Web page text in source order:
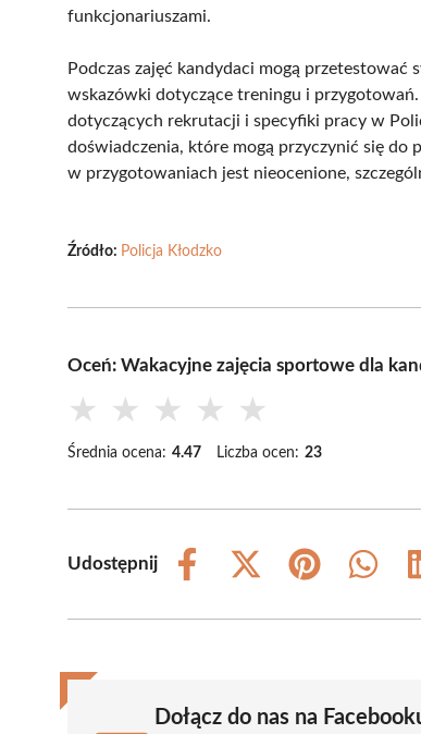
funkcjonariuszami.
Podczas zajęć kandydaci mogą przetestować
wskazówki dotyczące treningu i
dotyczących rekrutacji i specyfiki pracy w
doświadczenia, które mogą przyczynić się do
w przygotowaniach jest nieocenione,
Źródło: Policja Kłodzko
Oceń: Wakacyjne zajęcia sportowe dla
★ ★ ★ ★ ★
Średnia ocena: 4.47 Liczba ocen: 23
Udostępnij
Share
Share
(Twitter)
Share
Share
Dołącz do nas na